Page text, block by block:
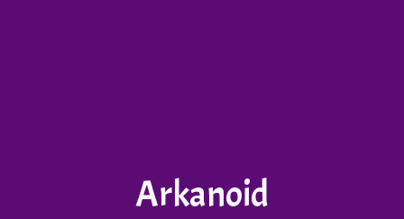
Arkanoid